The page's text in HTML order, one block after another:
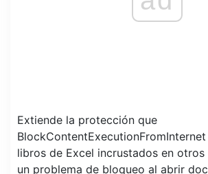
Extiende la protección que
libros de Excel incrustados en
un problema de bloqueo al abrir